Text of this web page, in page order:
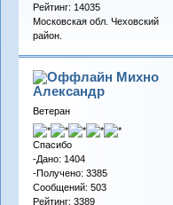
Рейтинг: 14035
Московская обл. Чеховский
район.
Михно
Александр
Ветеран
Спасибо
-Дано: 1404
-Получено: 3385
Сообщений: 503
Рейтинг: 3389